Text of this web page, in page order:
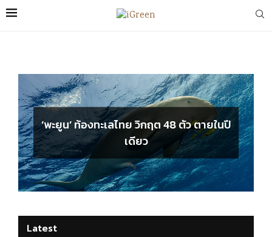
‘พะยูน’ ท้องทะเลไทย วิกฤต 48 ตัว ตายในปี
เดียว
Latest